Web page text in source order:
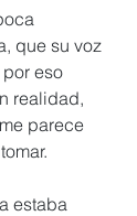
que su voz
eso
realidad,
parece
estaba